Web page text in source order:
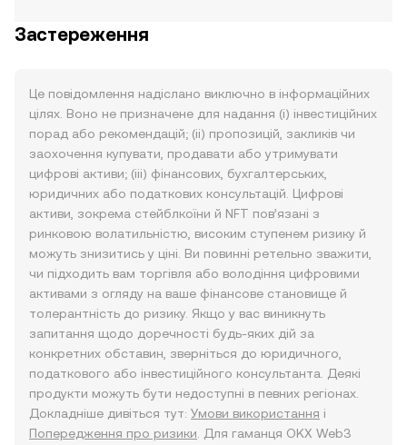
Застереження
Це повідомлення надіслано виключно в інформаційних
цілях. Воно не призначене для надання (i) інвестиційних
порад або рекомендацій; (ii) пропозицій, закликів чи
заохочення купувати, продавати або утримувати
цифрові активи; (iii) фінансових, бухгалтерських,
юридичних або податкових консультацій. Цифрові
активи, зокрема стейблкоїни й NFT пов’язані з
ринковою волатильністю, високим ступенем ризику й
можуть знизитись у ціні. Ви повинні ретельно зважити,
чи підходить вам торгівля або володіння цифровими
активами з огляду на ваше фінансове становище й
толерантність до ризику. Якщо у вас виникнуть
запитання щодо доречності будь-яких дій за
конкретних обставин, зверніться до юридичного,
податкового або інвестиційного консультанта. Деякі
продукти можуть бути недоступні в певних регіонах.
Докладніше дивіться тут: Умови використання і
Попередження про ризики . Для гаманця OKX Web3